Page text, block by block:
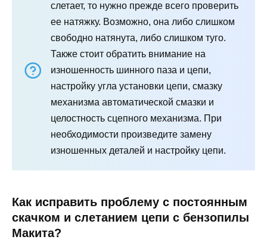
слетает, то нужно прежде всего проверить
ее натяжку. Возможно, она либо слишком
свободно натянута, либо слишком туго.
Также стоит обратить внимание на
изношенность шинного паза и цепи,
настройку угла установки цепи, смазку
механизма автоматической смазки и
целостность сцепного механизма. При
необходимости произведите замену
изношенных деталей и настройку цепи.
Как исправить проблему с постоянным
скачком и слетанием цепи с бензопилы
Макита?